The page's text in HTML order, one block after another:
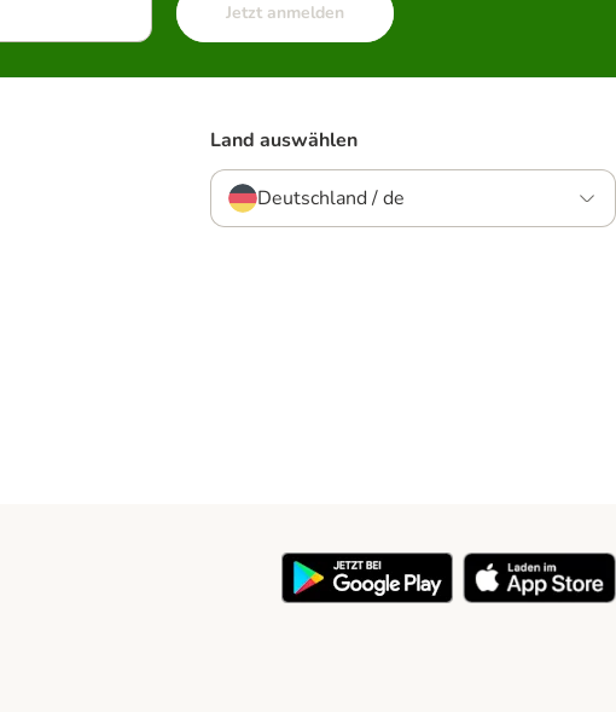
Jetzt anmelden
Land auswählen
Deutschland / de